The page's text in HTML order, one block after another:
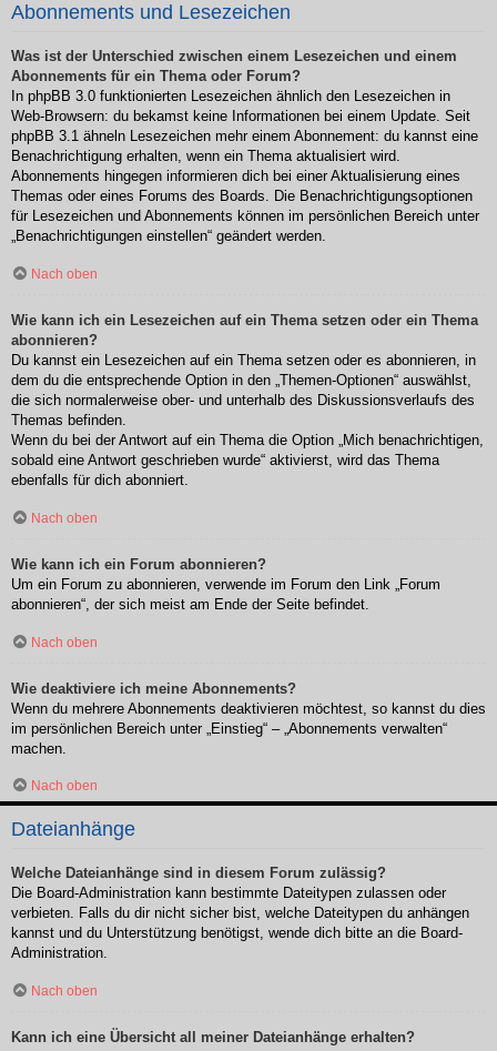
Abonnements und Lesezeichen
Was ist der Unterschied zwischen einem Lesezeichen und einem
Abonnements für ein Thema oder Forum?
In phpBB 3.0 funktionierten Lesezeichen ähnlich den Lesezeichen in
Web-Browsern: du bekamst keine Informationen bei einem Update. Seit
phpBB 3.1 ähneln Lesezeichen mehr einem Abonnement: du kannst eine
Benachrichtigung erhalten, wenn ein Thema aktualisiert wird.
Abonnements hingegen informieren dich bei einer Aktualisierung eines
Themas oder eines Forums des Boards. Die Benachrichtigungsoptionen
für Lesezeichen und Abonnements können im persönlichen Bereich unter
„Benachrichtigungen einstellen“ geändert werden.
Nach oben
Wie kann ich ein Lesezeichen auf ein Thema setzen oder ein Thema
abonnieren?
Du kannst ein Lesezeichen auf ein Thema setzen oder es abonnieren, in
dem du die entsprechende Option in den „Themen-Optionen“ auswählst,
die sich normalerweise ober- und unterhalb des Diskussionsverlaufs des
Themas befinden.
Wenn du bei der Antwort auf ein Thema die Option „Mich benachrichtigen,
sobald eine Antwort geschrieben wurde“ aktivierst, wird das Thema
ebenfalls für dich abonniert.
Nach oben
Wie kann ich ein Forum abonnieren?
Um ein Forum zu abonnieren, verwende im Forum den Link „Forum
abonnieren“, der sich meist am Ende der Seite befindet.
Nach oben
Wie deaktiviere ich meine Abonnements?
Wenn du mehrere Abonnements deaktivieren möchtest, so kannst du dies
im persönlichen Bereich unter „Einstieg“ – „Abonnements verwalten“
machen.
Nach oben
Dateianhänge
Welche Dateianhänge sind in diesem Forum zulässig?
Die Board-Administration kann bestimmte Dateitypen zulassen oder
verbieten. Falls du dir nicht sicher bist, welche Dateitypen du anhängen
kannst und du Unterstützung benötigst, wende dich bitte an die Board-
Administration.
Nach oben
Kann ich eine Übersicht all meiner Dateianhänge erhalten?